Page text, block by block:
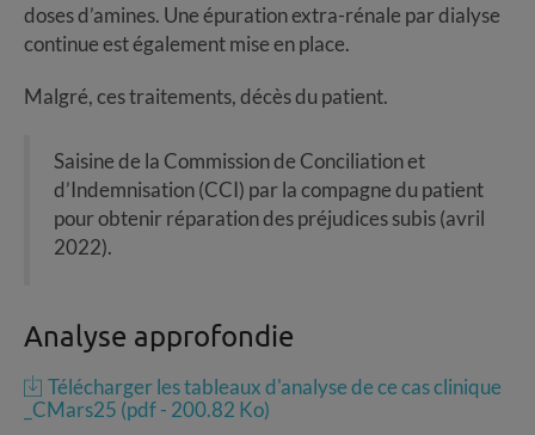
doses d’amines. Une épuration extra-rénale par dialyse
continue est également mise en place.
Malgré, ces traitements, décès du patient.
Saisine de la Commission de Conciliation et
d’Indemnisation (CCI) par la compagne du patient
pour obtenir réparation des préjudices subis (avril
2022).
Analyse approfondie
Télécharger les tableaux d'analyse de ce cas clinique
_CMars25 (pdf - 200.82 Ko)